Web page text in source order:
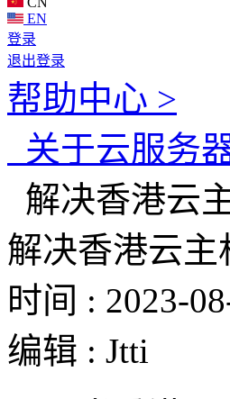
EN
登录
退出登录
帮助中心 >
关于云服务
解决香港云
解决香港云
时间 : 2023-
编辑 : Jtti